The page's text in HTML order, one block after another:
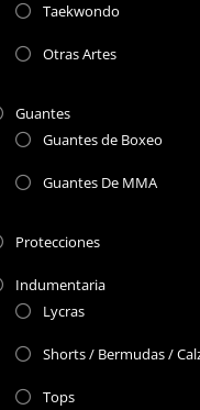
Taekwondo
Otras Artes
Guantes
Guantes de Boxeo
Guantes De MMA
Protecciones
Indumentaria
Lycras
Shorts / Bermudas /
Tops